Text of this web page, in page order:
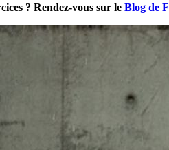
? Rendez-vous sur le Blog de